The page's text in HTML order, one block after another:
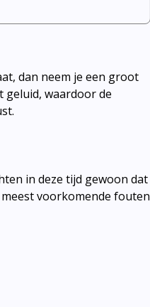
dan neem je een groot
geluid, waardoor de
in deze tijd gewoon dat
voorkomende fouten